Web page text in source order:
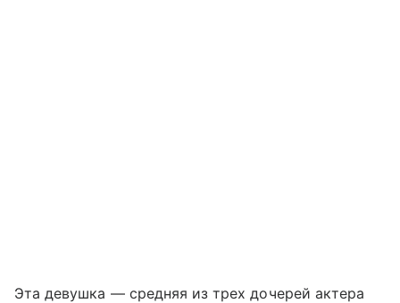
Эта девушка — средняя из трех дочерей актера